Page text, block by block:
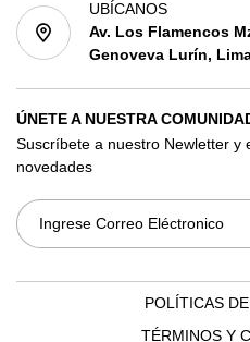
UBÍCANOS
Av. Los Flamencos
Genoveva Lurín,
ÚNETE A NUESTRA
Suscríbete a nuestro Newletter y
novedades
POLÍTICAS
TÉRMINOS Y